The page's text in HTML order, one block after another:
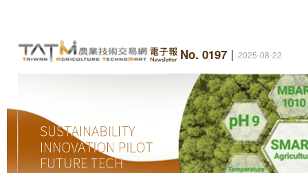
No. 0197｜ 2025-08-22